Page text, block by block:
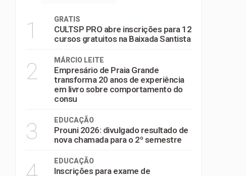
1 GRATIS
CULTSP PRO abre inscrições para 12
cursos gratuitos na Baixada Santista
2 MÁRCIO LEITE
Empresário de Praia Grande
transforma 20 anos de experiência
em livro sobre comportamento do
consu
3 EDUCAÇÃO
Prouni 2026: divulgado resultado de
nova chamada para o 2º semestre
EDUCAÇÃO
Inscrições para exame de